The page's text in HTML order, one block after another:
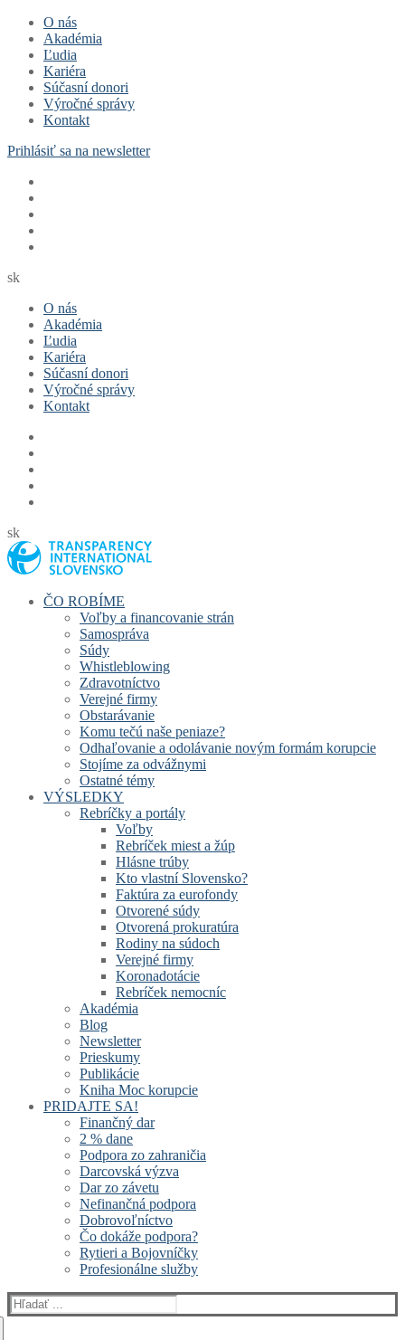
Preskočiť
obsah
Menu
ZavrieťO nás
Akadémia
Ľudia
Kariéra
Súčasní donori
Výročné správy
Kontakt
Prihlásiť sa na newsletter
sk
O nás
Akadémia
Ľudia
Kariéra
Súčasní donori
Výročné správy
Kontakt
sk
ČO ROBÍME
Voľby a financovanie strán
Samospráva
Súdy
Whistleblowing
Zdravotníctvo
Verejné firmy
Obstarávanie
Komu tečú naše peniaze?
Odhaľovanie a odolávanie novým formám korupcie
Stojíme za odvážnymi
Ostatné témy
VÝSLEDKY
Rebríčky a portály
Voľby
Rebríček miest a žúp
Hlásne trúby
Kto vlastní Slovensko?
Faktúra za eurofondy
Otvorené súdy
Otvorená prokuratúra
Rodiny na súdoch
Verejné firmy
Koronadotácie
Rebríček nemocníc
Akadémia
Blog
Newsletter
Prieskumy
Publikácie
Kniha Moc korupcie
PRIDAJTE SA!
Finančný dar
2 % dane
Podpora zo zahraničia
Darcovská výzva
Dar zo závetu
Nefinančná podpora
Dobrovoľníctvo
Čo dokáže podpora?
Rytieri a Bojovníčky
Profesionálne služby
Hľadať: